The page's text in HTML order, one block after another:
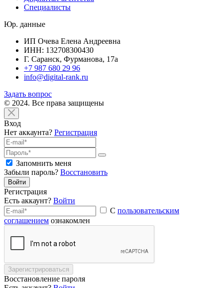
Специалисты
Юр. данные
ИП Очева Елена Андреевна
ИНН: 132708300430
Г. Саранск, Фурманова, 17а
+7 987 680 29 96
info@digital-rank.ru
Задать вопрос
© 2024. Все права защищены
Вход
Нет аккаунта? Регистрация
Запомнить меня
Забыли пароль? Восстановить
Войти
Регистрация
Есть аккаунт? Войти
С пользовательским
соглашением ознакомлен
Зарегистрироваться
Восстановление пароля